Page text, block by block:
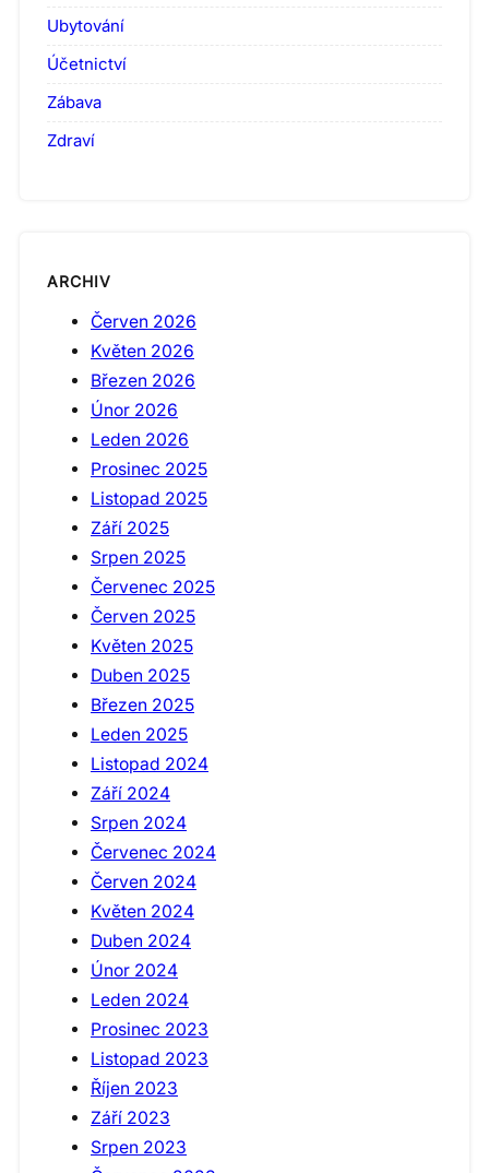
Ubytování
Účetnictví
Zábava
Zdraví
ARCHIV
Červen 2026
Květen 2026
Březen 2026
Únor 2026
Leden 2026
Prosinec 2025
Listopad 2025
Září 2025
Srpen 2025
Červenec 2025
Červen 2025
Květen 2025
Duben 2025
Březen 2025
Leden 2025
Listopad 2024
Září 2024
Srpen 2024
Červenec 2024
Červen 2024
Květen 2024
Duben 2024
Únor 2024
Leden 2024
Prosinec 2023
Listopad 2023
Říjen 2023
Září 2023
Srpen 2023